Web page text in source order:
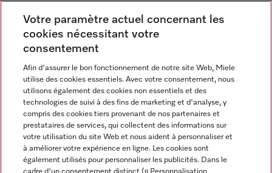
Langue
FRANCAIS
Votre paramètre actuel concernant les
cookies nécessitant votre
consentement
Afin d'assurer le bon fonctionnement de notre site Web, Miele
utilise des cookies essentiels. Avec votre consentement, nous
utilisons également des cookies non essentiels et des
technologies de suivi à des fins de marketing et d'analyse, y
compris des cookies tiers provenant de nos partenaires et
prestataires de services, qui collectent des informations sur
votre utilisation du site Web et nous aident à personnaliser et
à améliorer votre expérience en ligne. Les cookies sont
également utilisés pour personnaliser les publicités. Dans le